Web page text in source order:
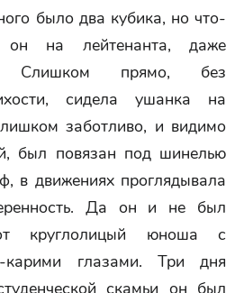
было два кубика, но что-
на лейтенанта, даже
Слишком прямо, без
сидела ушанка на
заботливо, и видимо
был повязан под шинелью
в движениях проглядывала
Да он и не был
круглолицый юноша с
карими глазами. Три дня
скамьи он был